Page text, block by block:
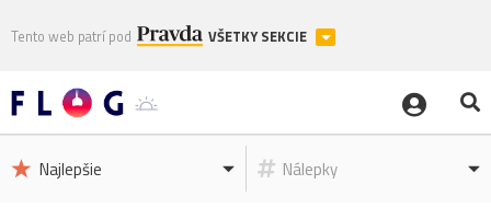
Tento web patrí pod VŠETKY SEKCIE
Najlepšie Nálepky